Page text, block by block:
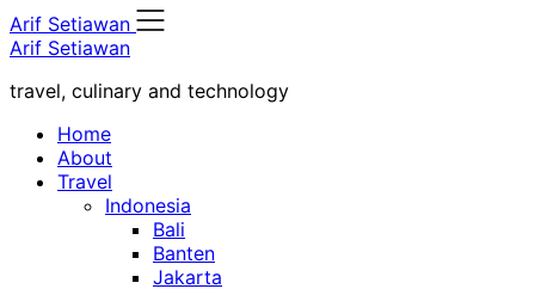
Skip
to
Arif Setiawan
Arif Setiawan
travel, culinary and technology
Home
About
Travel
Indonesia
Bali
Banten
Jakarta